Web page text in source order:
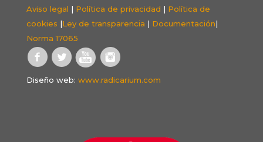
Aviso legal | Política de privacidad | Política de
cookies |Ley de transparencia | Documentación|
Norma 17065
Diseño web: www.radicarium.com